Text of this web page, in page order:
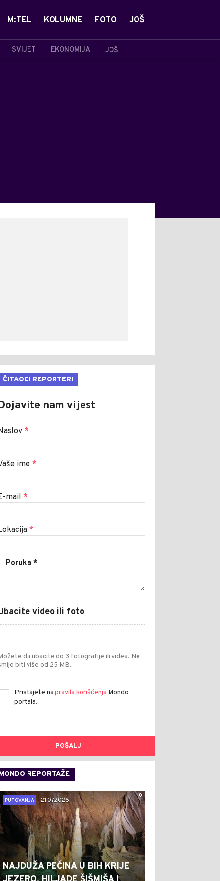
SVIJET EKONOMIJA JOŠ
M:TEL KOLUMNE FOTO JOŠ
ČITAOCI REPORTERI
nam vijest
*
ime *
mail *
*
video ili foto
da ubacite do 3 fotografije ili videa. Ne
biti više od 25 MB.
Pristajete na pravila korišćenja Mondo
portala.
POŠALJI
MONDO REPORTAŽE
0
PUTOVANJA
21.07.2026.
NAJDUŽA PEĆINA U BIH KRIJE